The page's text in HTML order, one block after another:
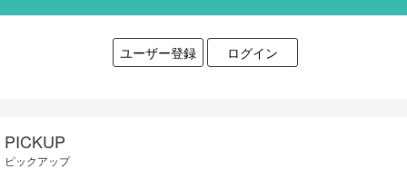
ユーザー登録 ログイン
PICKUP
ピックアップ